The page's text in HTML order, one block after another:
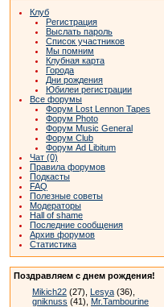
Клуб
Регистрация
Выслать пароль
Список участников
Мы помним
Клубная карта
Города
Дни рождения
Юбилеи регистрации
Все форумы
Форум Lost Lennon Tapes
Форум Photo
Форум Music General
Форум Club
Форум Ad Libitum
Чат (0)
Правила форумов
Подкасты
FAQ
Полезные советы
Модераторы
Hall of shame
Последние сообщения
Архив форумов
Статистика
Поздравляем с днем рождения!
Mikich22 (27), Lesya (36),
gniknuss (41), Mr.Tambourine